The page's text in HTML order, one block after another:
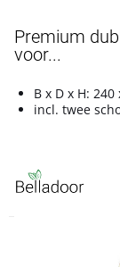
Premium
voor...
B x D x H:
incl. twee